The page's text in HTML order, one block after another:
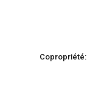
Copropriété: